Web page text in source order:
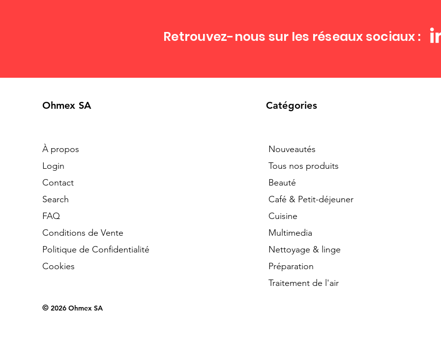
Retrouvez-nous sur les réseaux sociaux :
Ohmex SA
À propos
Login
Contact
Search
​FAQ
Conditions de Vente
Politique de Confidentialité
Cookies
©2026 Ohmex SA
Catégories
Nouveautés
Tous nos produits
Beauté
Café & Petit-déjeuner
Cuisine
Multimedia
Nettoyage & linge
Préparation
Traitement de l'air